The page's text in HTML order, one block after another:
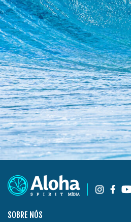
SOBRE NÓS